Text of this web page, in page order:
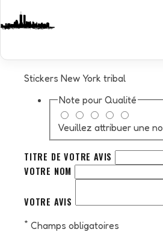
Stickers New York tribal
Note pour Qualité
Veuillez attribuer une
TITRE DE VOTRE AVIS
VOTRE NOM
VOTRE AVIS
* Champs obligatoires